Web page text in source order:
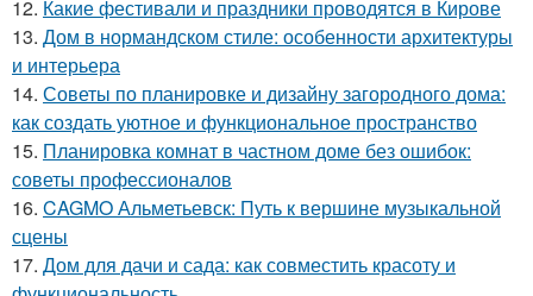
12. Какие фестивали и праздники проводятся в Кирове
13. Дом в нормандском стиле: особенности архитектуры
и интерьера
14. Советы по планировке и дизайну загородного дома:
как создать уютное и функциональное пространство
15. Планировка комнат в частном доме без ошибок:
советы профессионалов
16. CAGMO Альметьевск: Путь к вершине музыкальной
сцены
17. Дом для дачи и сада: как совместить красоту и